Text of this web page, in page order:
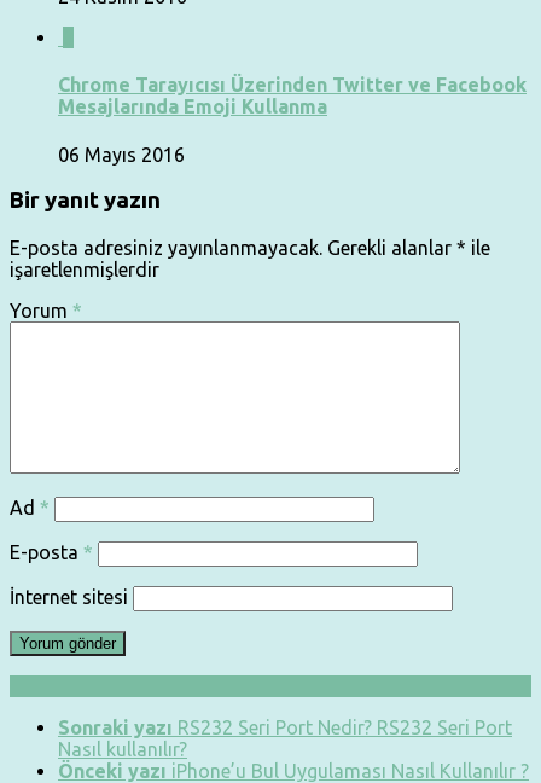
Chrome Tarayıcısı Üzerinden Twitter ve Facebook
Mesajlarında Emoji Kullanma
06 Mayıs 2016
Bir yanıt yazın
E-posta adresiniz yayınlanmayacak. Gerekli alanlar * ile
işaretlenmişlerdir
Yorum *
Ad *
E-posta *
İnternet sitesi
Sonraki yazı RS232 Seri Port Nedir? RS232 Seri Port
Nasıl kullanılır?
Önceki yazı iPhone’u Bul Uygulaması Nasıl Kullanılır ?